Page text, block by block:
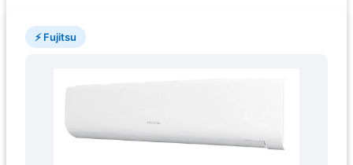
⚡ Fujitsu